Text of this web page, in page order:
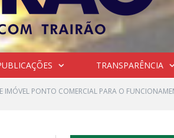
TRANSPARÊNCIA
PONTO COMERCIAL PARA O